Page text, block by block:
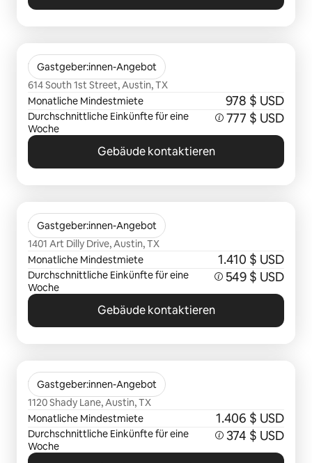
Gastgeber:innen-Angebot
Timbercreek
614 South 1st Street, Austin, TX
Monatliche Mindestmiete
978 $ USD
Durchschnittliche Einkünfte für eine
Woche
777 $ USD
Gebäude kontaktieren
Gastgeber:innen-Angebot
The Weaver
1401 Art Dilly Drive, Austin, TX
Monatliche Mindestmiete
1.410 $ USD
Durchschnittliche Einkünfte für eine
Woche
549 $ USD
Gebäude kontaktieren
Gastgeber:innen-Angebot
Trailhead Apartments
1120 Shady Lane, Austin, TX
Monatliche Mindestmiete
1.406 $ USD
Durchschnittliche Einkünfte für eine
Woche
374 $ USD